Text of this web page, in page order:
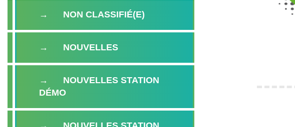
NON CLASSIFIÉ(E)
NOUVELLES
NOUVELLES STATION
DÉMO